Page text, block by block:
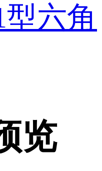
六角
览